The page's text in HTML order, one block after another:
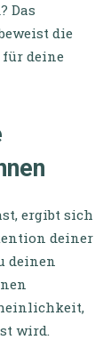
Das
die
für deine
ergibt sich
deiner
deinen
wird.